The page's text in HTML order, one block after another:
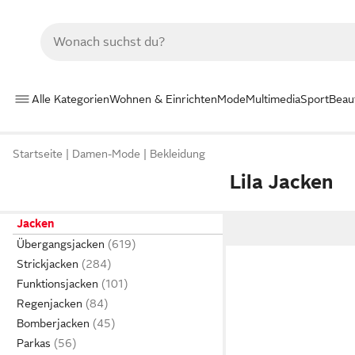
Alle KategorienWohnen & EinrichtenModeMultimediaSport
Startseite Damen-Mode Bekleidung
Lila Jacken
Jacken
Übergangsjacken
Strickjacken
Funktionsjacken
Regenjacken
Bomberjacken
Parkas